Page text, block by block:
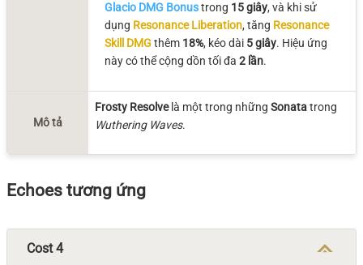
Glacio DMG Bonustrong 15 giây, và khi sử
dụng Resonance Liberation, tăng Resonance
Skill DMG thêm 18%, kéo dài 5 giây. Hiệu ứng
này có thể cộng dồn tối đa 2 lần.
Mô tả
Frosty Resolvelà một trong những Sonatatrong
Wuthering Waves.
Echoes tương ứng
Cost 4